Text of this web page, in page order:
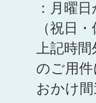
：月曜
（祝日
上記時
のご用件
おかけ